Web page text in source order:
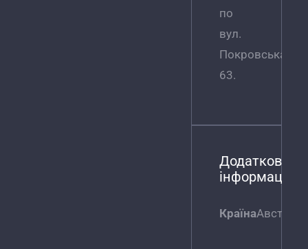
по
вул.
Покровська,
63.
Додаткова
інформація
КраїнаАвстрія